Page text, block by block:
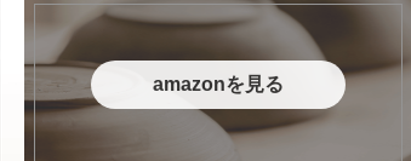
amazonを見る